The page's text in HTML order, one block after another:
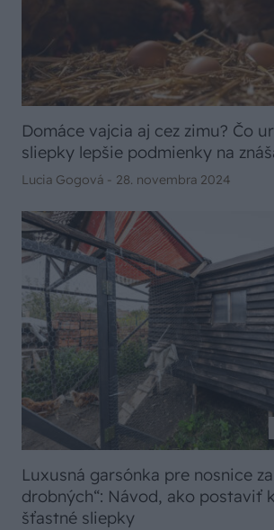
Domáce vajcia aj cez zimu? Čo
sliepky lepšie podmienky na
Lucia Gogová - 28. novembra 2024
Luxusná garsónka pre nosnice
drobných“: Návod, ako postaviť
šťastné sliepky